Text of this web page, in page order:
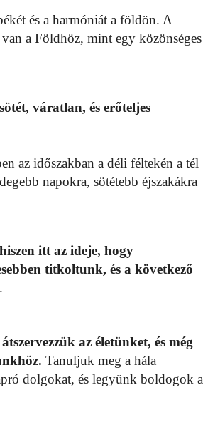
és a harmóniát a földön. A
a Földhöz, mint egy közönséges
váratlan, és erőteljes
az időszakban a déli féltekén a tél
napokra, sötétebb éjszakákra
itt az ideje, hogy
titkoltunk, és a következő
az életünket, és még
Tanuljuk meg a hála
dolgokat, és legyünk boldogok a